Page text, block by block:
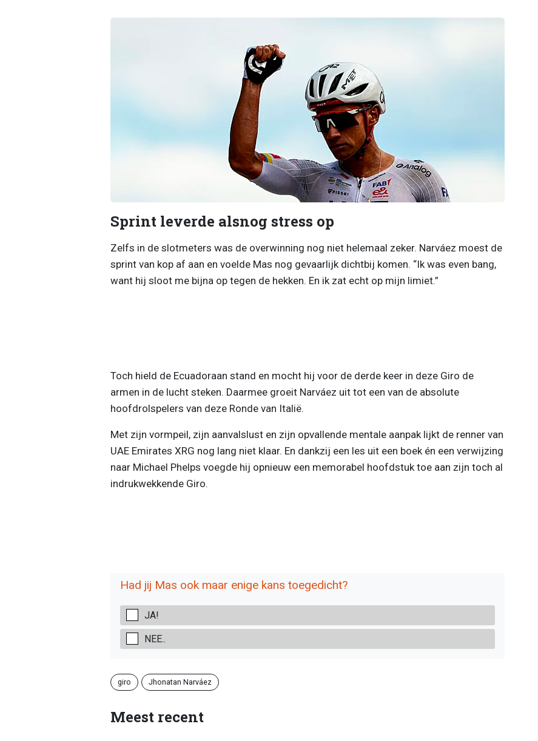
Sprint leverde alsnog stress op
Zelfs in de slotmeters was de overwinning nog niet helemaal zeker. Narváez moest de
sprint van kop af aan en voelde Mas nog gevaarlijk dichtbij komen. “Ik was even bang,
want hij sloot me bijna op tegen de hekken. En ik zat echt op mijn limiet.”
Toch hield de Ecuadoraan stand en mocht hij voor de derde keer in deze Giro de
armen in de lucht steken. Daarmee groeit Narváez uit tot een van de absolute
hoofdrolspelers van deze Ronde van Italië.
Met zijn vormpeil, zijn aanvalslust en zijn opvallende mentale aanpak lijkt de renner van
UAE Emirates XRG nog lang niet klaar. En dankzij een les uit een boek én een verwijzing
naar Michael Phelps voegde hij opnieuw een memorabel hoofdstuk toe aan zijn toch al
indrukwekkende Giro.
Had jij Mas ook maar enige kans toegedicht?
JA!
NEE..
giro Jhonatan Narváez
Meest recent